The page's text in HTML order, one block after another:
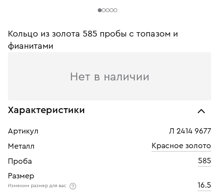
Кольцо из золота 585 пробы с топазом и
фианитами
Нет в наличии
Характеристики
Артикул
Л 2414 9677
Металл
Красное золото
Проба
585
Размер
Изменим размер для вас
16.5